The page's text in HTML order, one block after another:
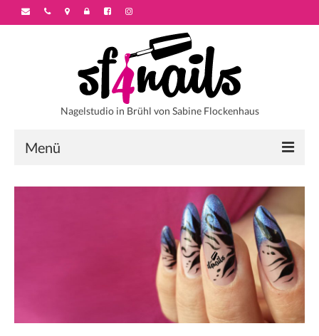
Nagelstudio in Brühl von Sabine Flockenhaus
Menü
Startseite